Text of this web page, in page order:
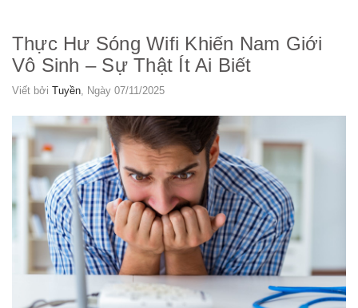
Thực Hư Sóng Wifi Khiến Nam Giới
Vô Sinh – Sự Thật Ít Ai Biết
Viết bởi Tuyền , Ngày 07/11/2025